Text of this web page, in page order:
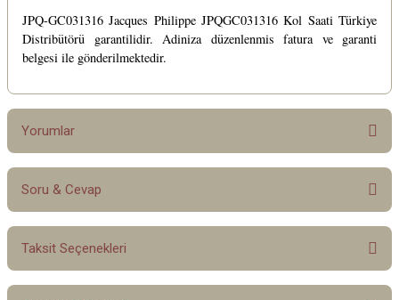
JPQ-GC031316 Jacques Philippe JPQGC031316 Kol Saati Türkiye
Distribütörü garantilidir. Adiniza düzenlenmis fatura ve garanti
belgesi ile gönderilmektedir.
Yorumlar
Bu ürüne ilk yorumu siz yapın!
Soru & Cevap
Ürün hakkında henüz soru sorulmamış.
Taksit Seçenekleri